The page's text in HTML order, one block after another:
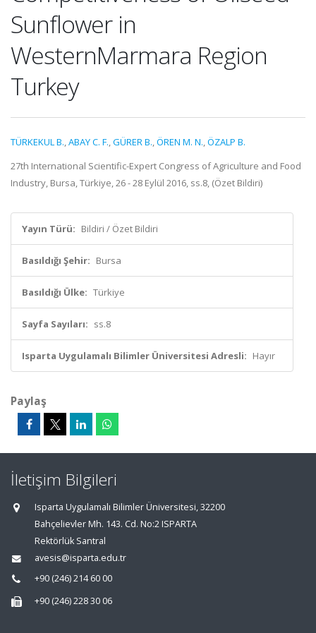
Sunflower in
WesternMarmara Region
Turkey
TÜRKEKUL B.,ABAY C. F.,GÜRER B.,ÖREN M. N.,ÖZALP B.
27th International Scientific-Expert Congress of Agriculture and Food
Industry, Bursa, Türkiye, 26 - 28 Eylül 2016, ss.8, (Özet Bildiri)
Yayın Türü: Bildiri / Özet Bildiri
Basıldığı Şehir: Bursa
Basıldığı Ülke: Türkiye
Sayfa Sayıları: ss.8
Isparta Uygulamalı Bilimler Üniversitesi Adresli: Hayır
Paylaş
İletişim Bilgileri
Isparta Uygulamalı Bilimler Üniversitesi, 32200
Bahçelievler Mh. 143. Cd. No:2 ISPARTA
Rektörlük Santral
avesis@isparta.edu.tr
+90 (246) 214 60 00
+90 (246) 228 30 06